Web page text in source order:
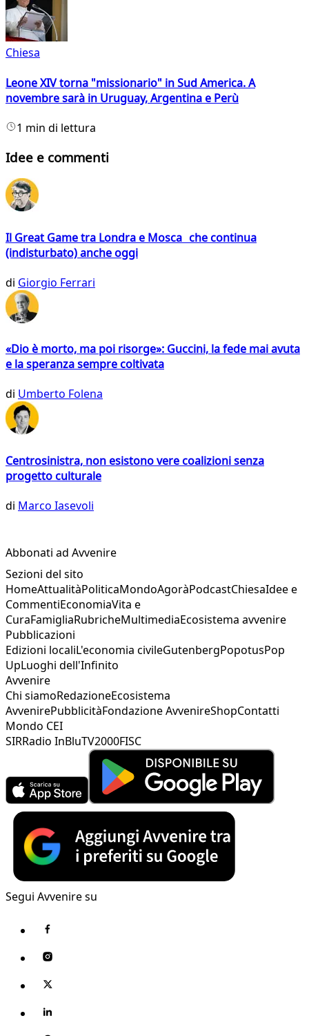
Chiesa
Leone XIV torna "missionario" in Sud America. A
novembre sarà in Uruguay, Argentina e Perù
1 min di lettura
Idee e commenti
Il Great Game tra Londra e Mosca che continua
(indisturbato) anche oggi
di Giorgio Ferrari
«Dio è morto, ma poi risorge»: Guccini, la fede mai avuta
e la speranza sempre coltivata
di Umberto Folena
Centrosinistra, non esistono vere coalizioni senza
progetto culturale
di Marco Iasevoli
Abbonati ad Avvenire
Sezioni del sito
HomeAttualitàPoliticaMondoAgoràPodcastChiesaIdee e
CommentiEconomiaVita e
CuraFamigliaRubricheMultimediaEcosistema avvenire
Pubblicazioni
Edizioni localiL'economia civileGutenbergPopotusPop
UpLuoghi dell'Infinito
Avvenire
Chi siamoRedazioneEcosistema
AvvenirePubblicitàFondazione AvvenireShopContatti
Mondo CEI
SIRRadio InBluTV2000FISC
Segui Avvenire su